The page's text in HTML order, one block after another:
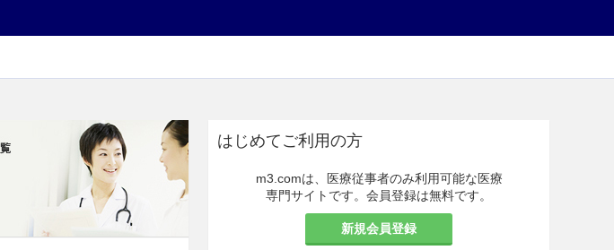
はじめてご利用の方
m3.comは、医療従事者のみ利用可能な医療
専門サイトです。会員登録は無料です。
新規会員登録